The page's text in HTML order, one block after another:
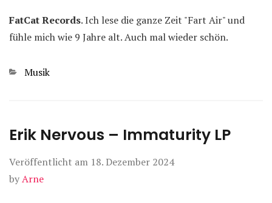
FatCat Records. Ich lese die ganze Zeit "Fart Air" und
fühle mich wie 9 Jahre alt. Auch mal wieder schön.
Kategorien
Musik
Erik Nervous – Immaturity LP
Veröffentlicht am 18. Dezember 2024
byArne